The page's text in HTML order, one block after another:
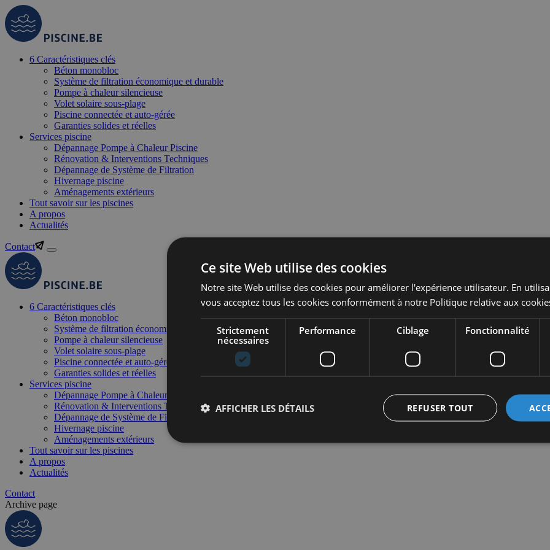
6 Caractéristiques clés
Béton monobloc
Système de filtration économique et durable
Pompe à chaleur silencieuse
Volet solaire sous-plage
Piscine connectée et auto-gérée
Garanties solides et réelles
Services piscine
Dépannage Pompe à Chaleur Piscine
Rénovation & Interventions Techniques
Dépannage de Système de Filtration
Hivernage piscine
Aménagements extérieurs
Tout savoir sur les piscines
A propos
Actualités
Contact
6 Caractéristiques clés
Béton monobloc
Système de filtration économique et durable
Pompe à chaleur silencieuse
Volet solaire sous-plage
Piscine connectée et auto-gérée
Garanties solides et réelles
Services piscine
Dépannage Pompe à Chaleur Piscine
Rénovation & Interventions Techniques
Dépannage de Système de Filtration
Hivernage piscine
Aménagements extérieurs
Tout savoir sur les piscines
A propos
Actualités
Contact
Archive page
Ce site Web utilise des cookies
Notre site Web utilise des cookies pour améliorer l'expérience utilisateur. En
vous acceptez tous les cookies conformément à notre Politique relative aux
Strictement
nécessaires
Performance Ciblage Fonctionnalité
REFUSER TOUT
AFFICHER LES DÉTAILS